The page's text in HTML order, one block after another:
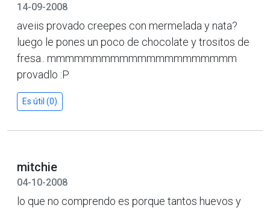
14-09-2008
aveiis provado creepes con mermelada y nata?
luego le pones un poco de chocolate y trositos de
fresa.. mmmmmmmmmmmmmmmmmmmmm
provadlo :P
Es útil (0)
mitchie
04-10-2008
lo que no comprendo es porque tantos huevos y